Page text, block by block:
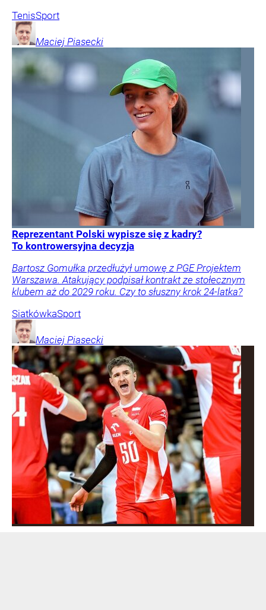
TenisSport
Maciej Piasecki
Reprezentant Polski wypisze się z kadry?
To kontrowersyjna decyzja
Bartosz Gomułka przedłużył umowę z PGE Projektem
Warszawa. Atakujący podpisał kontrakt ze stołecznym
klubem aż do 2029 roku. Czy to słuszny krok 24-latka?
SiatkówkaSport
Maciej Piasecki